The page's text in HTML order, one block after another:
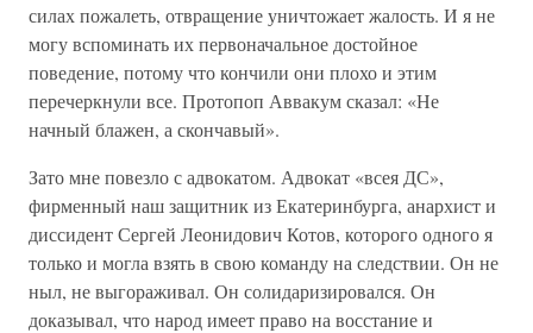
силах пожалеть, отвращение уничтожает жалость. И я не
могу вспоминать их первоначальное достойное
поведение, потому что кончили они плохо и этим
перечеркнули все. Протопоп Аввакум сказал: «Не
начный блажен, а скончавый».
Зато мне повезло с адвокатом. Адвокат «всея ДС»,
фирменный наш защитник из Екатеринбурга, анархист и
диссидент Сергей Леонидович Котов, которого одного я
только и могла взять в свою команду на следствии. Он не
ныл, не выгораживал. Он солидаризировался. Он
доказывал, что народ имеет право на восстание и